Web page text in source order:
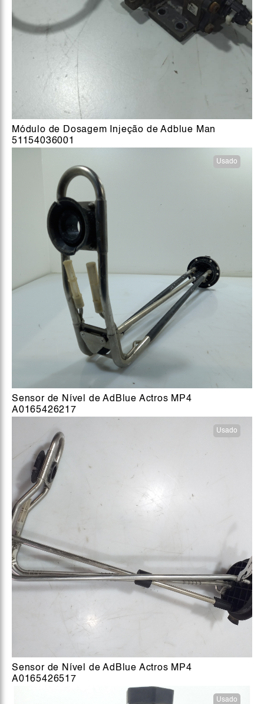
Módulo de Dosagem Injeção de Adblue Man
51154036001
Usado
Sensor de Nível de AdBlue Actros MP4
A0165426217
Usado
Sensor de Nível de AdBlue Actros MP4
A0165426517
Usado